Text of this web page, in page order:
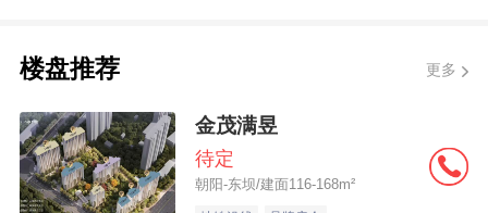
楼盘推荐 更多
金茂满昱
待定
朝阳-东坝/建面116-168m²